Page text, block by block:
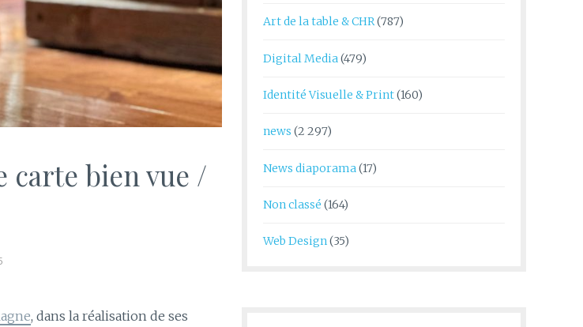
carte bien vue /
, dans la réalisation de ses
Art de la table & CHR(787)
Digital Media (479)
Identité Visuelle & Print(160)
news (2 297)
News diaporama(17)
Non classé (164)
Web Design(35)